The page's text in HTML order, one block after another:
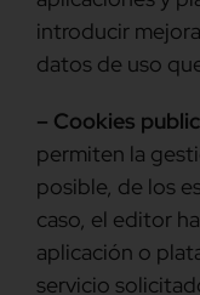
introducir
datos de uso
– Cookies
permiten la
posible, de los
caso, el editor
aplicación o
servicio